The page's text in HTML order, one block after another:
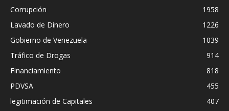
Corrupción
1958
Lavado de Dinero
1226
Gobierno de Venezuela
1039
Tráfico de Drogas
914
Financiamiento
818
PDVSA
455
legitimación de Capitales
407